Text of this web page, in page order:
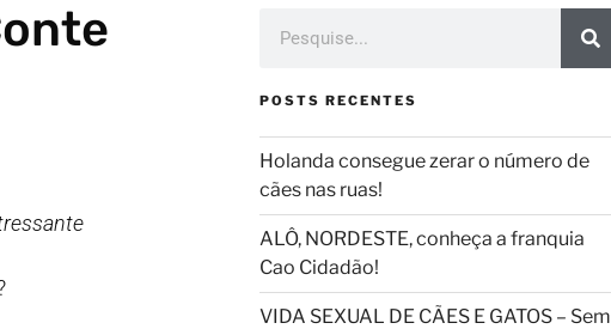
POSTS RECENTES
Holanda consegue zerar o número de
cães nas ruas!
ALÔ, NORDESTE, conheça a franquia
Cao Cidadão!
VIDA SEXUAL DE CÃES E GATOS – Sem